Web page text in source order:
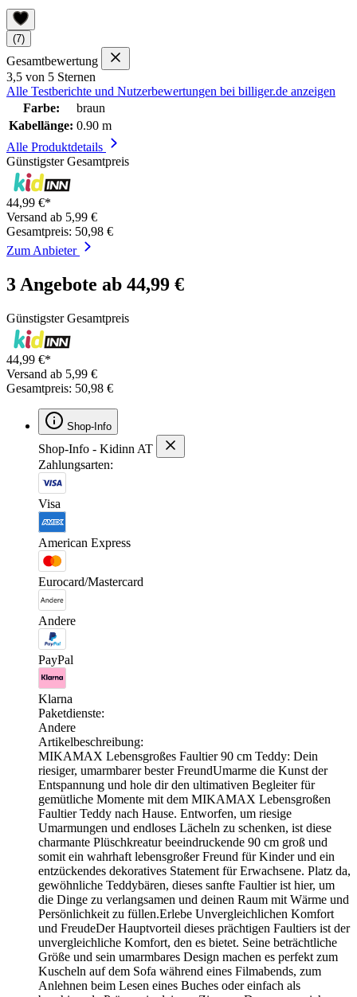
(7)
Gesamtbewertung
3,5 von 5 Sternen
Alle Testberichte und Nutzerbewertungen bei billiger.de anzeigen
Farbe:
braun
Kabellänge: 0.90 m
Alle Produktdetails
Günstigster Gesamtpreis
44,99 €*
Versand ab 5,99 €
Gesamtpreis: 50,98 €
Zum Anbieter
3 Angebote ab 44,99 €
Günstigster Gesamtpreis
44,99 €*
Versand ab 5,99 €
Gesamtpreis: 50,98 €
Shop-Info
Shop-Info - Kidinn AT
Zahlungsarten:
Visa
American Express
Eurocard/Mastercard
Andere
PayPal
Klarna
Paketdienste:
Andere
Artikelbeschreibung:
MIKAMAX Lebensgroßes Faultier 90 cm Teddy: Dein
riesiger, umarmbarer bester FreundUmarme die Kunst der
Entspannung und hole dir den ultimativen Begleiter für
gemütliche Momente mit dem MIKAMAX Lebensgroßen
Faultier Teddy nach Hause. Entworfen, um riesige
Umarmungen und endloses Lächeln zu schenken, ist diese
charmante Plüschkreatur beeindruckende 90 cm groß und
somit ein wahrhaft lebensgroßer Freund für Kinder und ein
entzückendes dekoratives Statement für Erwachsene. Platz da,
gewöhnliche Teddybären, dieses sanfte Faultier ist hier, um
die Dinge zu verlangsamen und deinen Raum mit Wärme und
Persönlichkeit zu füllen.Erlebe Unvergleichlichen Komfort
und FreudeDer Hauptvorteil dieses prächtigen Faultiers ist der
unvergleichliche Komfort, den es bietet. Seine beträchtliche
Größe und sein umarmbares Design machen es perfekt zum
Kuscheln auf dem Sofa während eines Filmabends, zum
Anlehnen beim Lesen eines Buches oder einfach als